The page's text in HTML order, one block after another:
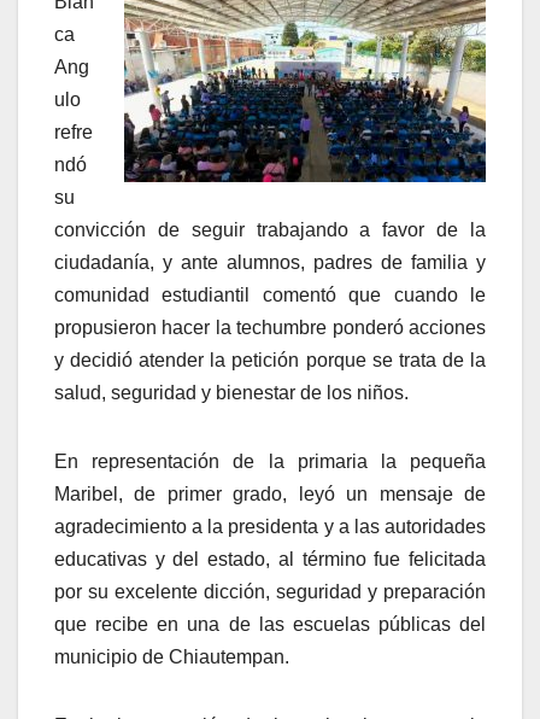
ca
Ang
ulo
refre
ndó
su
convicción de seguir trabajando a favor de la
ciudadanía, y ante alumnos, padres de familia y
comunidad estudiantil comentó que cuando le
propusieron hacer la techumbre ponderó acciones
y decidió atender la petición porque se trata de la
salud, seguridad y bienestar de los niños.
En representación de la primaria la pequeña
Maribel, de primer grado, leyó un mensaje de
agradecimiento a la presidenta y a las autoridades
educativas y del estado, al término fue felicitada
por su excelente dicción, seguridad y preparación
que recibe en una de las escuelas públicas del
municipio de Chiautempan.